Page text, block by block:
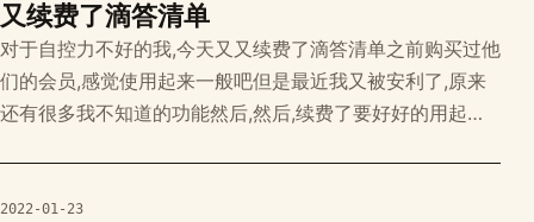
又续费了滴答清单
对于自控力不好的我,今天又又续费了滴答清单之前购买过他
们的会员,感觉使用起来一般吧但是最近我又被安利了,原来
还有很多我不知道的功能然后,然后,续费了要好好的用起来,
efer?c=3&p=2gmzhfyz&t=0
2022-01-23